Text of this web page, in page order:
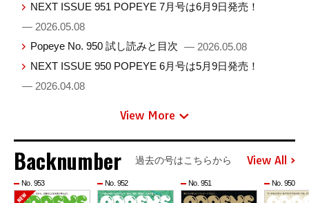
NEXT ISSUE 951 POPEYE 7月号は6月9日発売！
— 2026.05.08
Popeye No. 950 試し読みと目次 — 2026.05.08
NEXT ISSUE 950 POPEYE 6月号は5月9日発売！
— 2026.04.08
View More
Backnumber 過去の号はこちらから View All
No. 953 No. 952 No. 951 No. 950